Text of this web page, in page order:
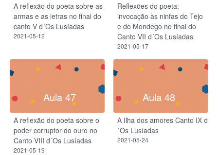
A reflexão do poeta sobre as
armas e as letras no final do
canto V d´Os Lusíadas
2021-05-12
Reflexões do poeta:
invocação às ninfas do Tejo
e do Mondego no final do
Canto VII d´Os Lusíadas
2021-05-17
Aula 47
A reflexão do poeta sobre o
poder corruptor do ouro no
Canto VIII d´Os Lusíadas
2021-05-19
Aula 48
A Ilha dos amores Canto IX d
´Os Lusíadas
2021-05-24